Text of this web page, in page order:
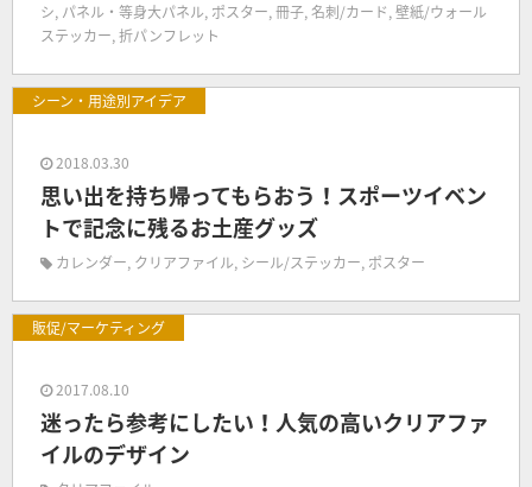
シ, パネル・等身大パネル, ポスター,冊子,名刺/カード,壁紙/ウォール
ステッカー,折パンフレット
シーン・用途別アイデア
2018.03.30
思い出を持ち帰ってもらおう！スポーツイベン
トで記念に残るお土産グッズ
カレンダー, クリアファイル, シール/ステッカー, ポスター
販促/マーケティング
2017.08.10
迷ったら参考にしたい！人気の高いクリアファ
イルのデザイン